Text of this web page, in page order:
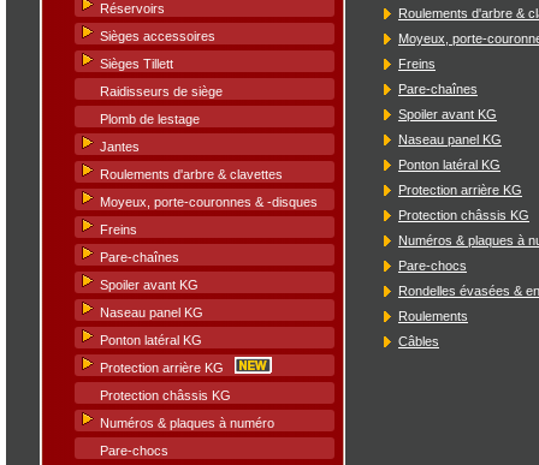
Réservoirs
Sièges accessoires
Sièges Tillett
Raidisseurs de siège
Plomb de lestage
Jantes
Roulements d'arbre & clavettes
Moyeux, porte-couronnes & -disques
Freins
Pare-chaînes
Spoiler avant KG
Naseau panel KG
Ponton latéral KG
Protection arrière KG
Protection châssis KG
Numéros & plaques à numéro
Pare-chocs
Roulements d'arbre &
Moyeux, porte-
Freins
Pare-chaînes
Spoiler avant KG
Naseau panel KG
Ponton latéral KG
Protection arrière KG
Protection châssis KG
Numéros & plaques à
Pare-chocs
Rondelles évasées &
Roulements
Câbles